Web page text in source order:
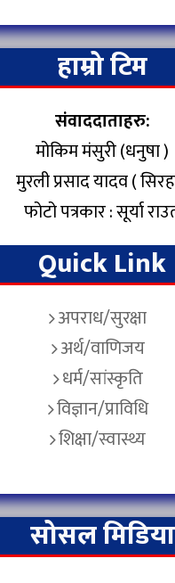
हाम्रो टिम
संवाददाताहरु:
मोकिम मंसुरी (धनुषा )
मुरली प्रसाद यादव (
फोटो पत्रकार : सूर्या
Quick Link
अपराध/सुरक्षा
अर्थ/वाणिजय
धर्म/सांस्कृति
विज्ञान/प्राविधि
शिक्षा/स्वास्थ्य
सोसल मिडिया